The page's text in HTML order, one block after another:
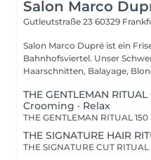
Salon Marco
Gutleutstraße 23 60329
Salon Marco Dupré ist ein
Bahnhofsviertel. Unser
Haarschnitten, Balayage,
THE GENTLEMAN
Crooming · Relax
THE SIGNATURE HAIR